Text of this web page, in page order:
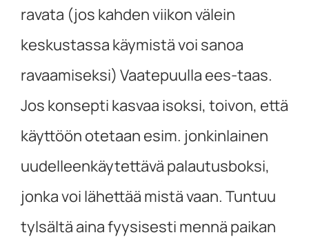
ravata (jos kahden viikon välein
keskustassa käymistä voi sanoa
ravaamiseksi) Vaatepuulla ees-taas.
Jos konsepti kasvaa isoksi, toivon, että
käyttöön otetaan esim. jonkinlainen
uudelleenkäytettävä palautusboksi,
jonka voi lähettää mistä vaan. Tuntuu
tylsältä aina fyysisesti mennä paikan